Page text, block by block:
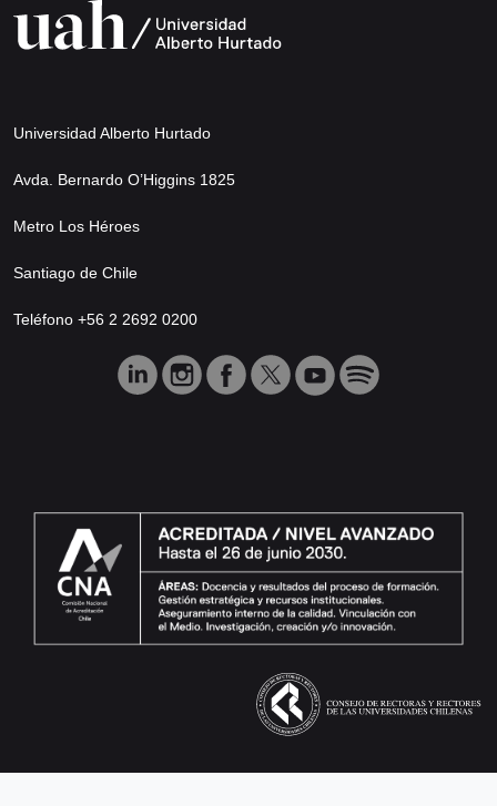
Universidad Alberto Hurtado
Avda. Bernardo O’Higgins 1825
Metro Los Héroes
Santiago de Chile
Teléfono +56 2 2692 0200